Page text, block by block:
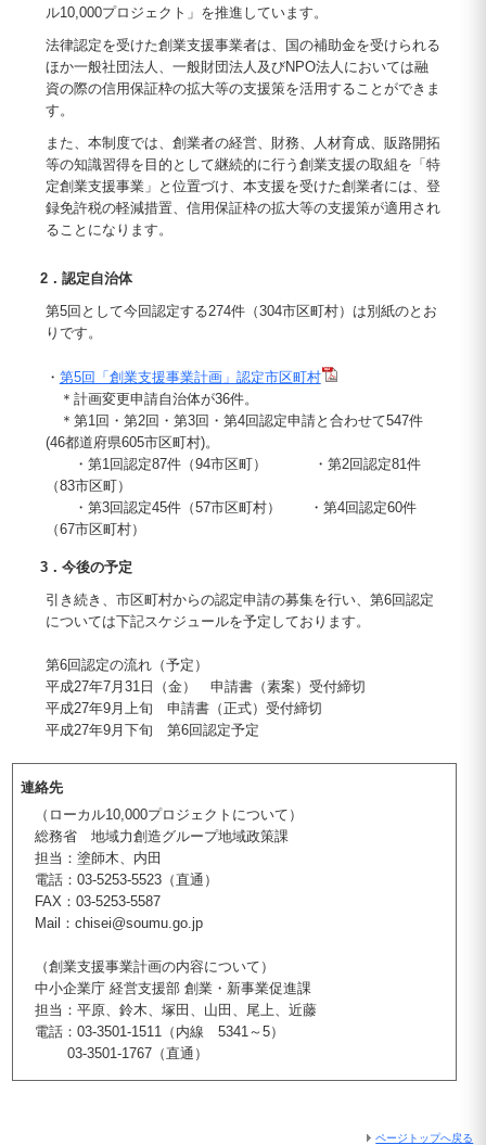
ル10,000プロジェクト」を推進しています。
法律認定を受けた創業支援事業者は、国の補助金を受けられる
ほか一般社団法人、一般財団法人及びNPO法人においては融
資の際の信用保証枠の拡大等の支援策を活用することができま
す。
また、本制度では、創業者の経営、財務、人材育成、販路開拓
等の知識習得を目的として継続的に行う創業支援の取組を「特
定創業支援事業」と位置づけ、本支援を受けた創業者には、登
録免許税の軽減措置、信用保証枠の拡大等の支援策が適用され
ることになります。
2．認定自治体
第5回として今回認定する274件（304市区町村）は別紙のとお
りです。
・ 第5回「創業支援事業計画」認定市区町村
＊計画変更申請自治体が36件。
＊第1回・第2回・第3回・第4回認定申請と合わせて547件
(46都道府県605市区町村)。
・第1回認定87件（94市区町） ・第2回認定81件
（83市区町）
・第3回認定45件（57市区町村） ・第4回認定60件
（67市区町村）
3．今後の予定
引き続き、市区町村からの認定申請の募集を行い、第6回認定
については下記スケジュールを予定しております。
第6回認定の流れ（予定）
平成27年7月31日（金） 申請書（素案）受付締切
平成27年9月上旬 申請書（正式）受付締切
平成27年9月下旬 第6回認定予定
連絡先
（ローカル10,000プロジェクトについて）
総務省 地域力創造グループ地域政策課
担当：塗師木、内田
電話：03-5253-5523（直通）
FAX：03-5253-5587
Mail：chisei@soumu.go.jp
（創業支援事業計画の内容について）
中小企業庁 経営支援部 創業・新事業促進課
担当：平原、鈴木、塚田、山田、尾上、近藤
電話：03-3501-1511（内線 5341～5）
03-3501-1767（直通）
ページトップへ戻る